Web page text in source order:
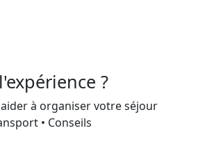
?
à organiser votre séjour
• Conseils